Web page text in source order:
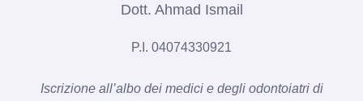
Dott. Ahmad Ismail
P.I. 04074330921
Iscrizione all’albo dei medici e degli odontoiatri di